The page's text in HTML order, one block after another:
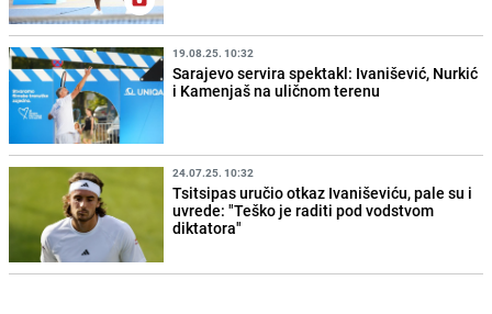
19.08.25. 10:32
Sarajevo servira spektakl: Ivanišević, Nurkić
i Kamenjaš na uličnom terenu
24.07.25. 10:32
Tsitsipas uručio otkaz Ivaniševiću, pale su i
uvrede: "Teško je raditi pod vodstvom
diktatora"